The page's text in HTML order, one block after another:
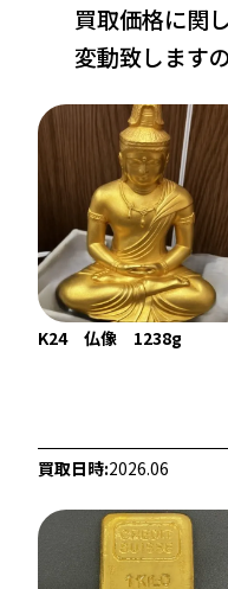
22金 (K22) ネックレス
買取価格に関
変動致します
K24 仏像 1238g
買取日時:2026.06